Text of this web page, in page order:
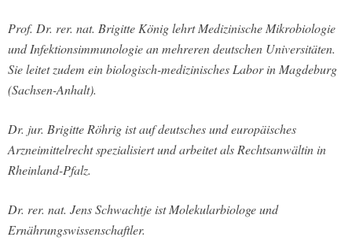
Prof. Dr. rer. nat. Brigitte König lehrt Medizinische Mikrobiologie
und Infektionsimmunologie an mehreren deutschen Universitäten.
Sie leitet zudem ein biologisch-medizinisches Labor in Magdeburg
(Sachsen-Anhalt).
Dr. jur. Brigitte Röhrig ist auf deutsches und europäisches
Arzneimittelrecht spezialisiert und arbeitet als Rechtsanwältin in
Rheinland-Pfalz.
Dr. rer. nat. Jens Schwachtje ist Molekularbiologe und
Ernährungswissenschaftler.